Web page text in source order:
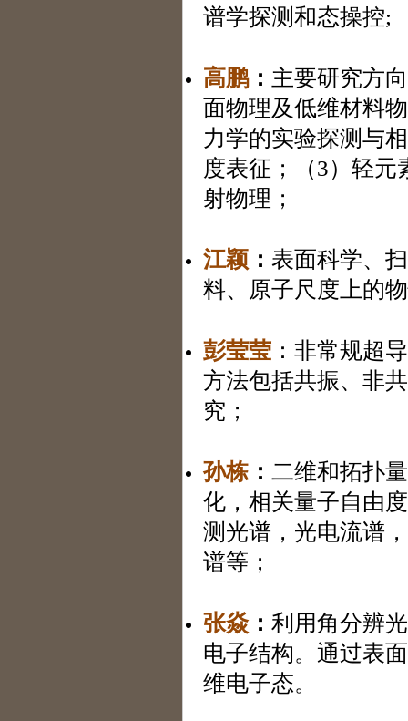
谱学探测和态操控;
高鹏： 主要研究方
面物理及低维材料
力学的实验探测与
度表征；（3）轻
射物理 ；
江颖 ： 表面科学、
料、原子尺度上的
彭莹莹 ：非常规超
方法包括共振、非
究；
孙栋 ： 二维和拓扑
化，相关量子自由
测光谱，光电流谱
谱等；
张焱： 利用角分辨
电子结构。通过表
维电子态。